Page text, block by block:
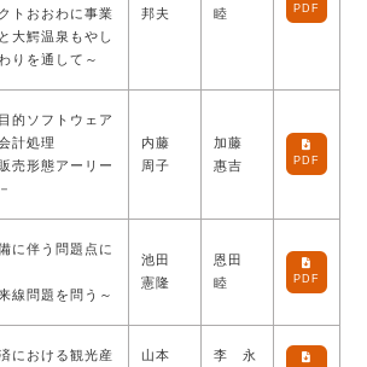
トおおわに事業
大鰐温泉もやし
りを通して～
邦夫
睦
PDF
的ソフトウェア
計処理
売形態アーリー
内藤
周子
加藤
惠吉
PDF
に伴う問題点に
線問題を問う～
池田
憲隆
恩田
睦
PDF
における観光産
山本
李 永